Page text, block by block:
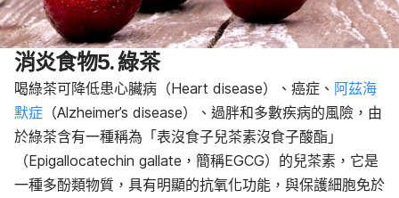
消炎食物5. 綠茶
喝綠茶可降低患心臟病（Heart disease）、癌症、 阿茲海
默症 （Alzheimer’s disease）、過胖和多數疾病的風險，由
於綠茶含有一種稱為「表沒食子兒茶素沒食子酸酯」
（Epigallocatechin gallate，簡稱EGCG）的兒茶素，它是
一種多酚類物質，具有明顯的抗氧化功能，與保護細胞免於